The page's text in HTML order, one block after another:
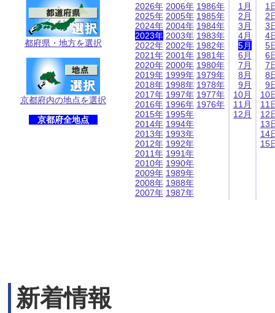
都府県・地方を選択
京都府内の地点を選択
京都府全地点
2026年
2025年
2024年
2023年
2022年
2021年
2020年
2019年
2018年
2017年
2016年
2015年
2014年
2013年
2012年
2011年
2010年
2009年
2008年
2007年
2006年
2005年
2004年
2003年
2002年
2001年
2000年
1999年
1998年
1997年
1996年
1995年
1994年
1993年
1992年
1991年
1990年
1989年
1988年
1987年
1986年
1985年
1984年
1983年
1982年
1981年
1980年
1979年
1978年
1977年
1976年
1月
2月
3月
4月
5月
6月
7月
8月
9月
10月
11月
12月
1
2
3
4
5
6
7
8
9
10
11
12
13
14
15
新着情報